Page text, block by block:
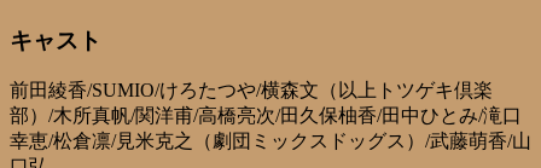
キャスト
前田綾香/SUMIO/けろたつや/横森文（以上トツゲキ倶楽
部）/木所真帆/関洋甫/高橋亮次/田久保柚香/田中ひとみ/滝口
幸恵/松倉凛/見米克之（劇団ミックスドッグス）/武藤萌香/山